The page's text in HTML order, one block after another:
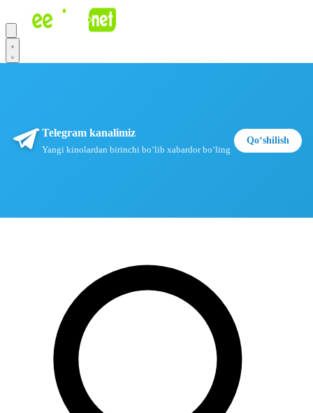
Telegram kanalimiz
Yangi kinolardan birinchi boʻlib xabardor boʻling
Qoʻshilish